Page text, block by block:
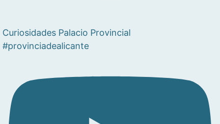
Curiosidades Palacio Provincial
#provinciadealicante